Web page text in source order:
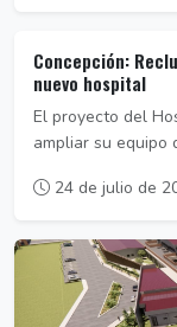
Concepción:
nuevo hospital
El proyecto del
ampliar su equipo
24 de julio de